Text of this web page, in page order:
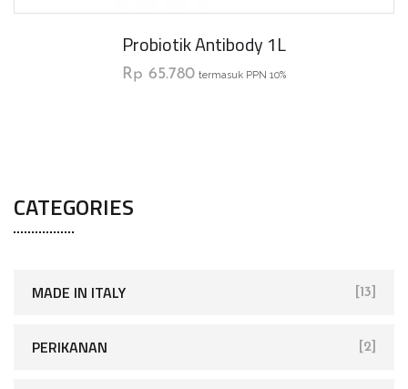
Probiotik Antibody 1L
Rp 65.780 termasuk PPN 10%
CATEGORIES
MADE IN ITALY [13]
PERIKANAN [2]